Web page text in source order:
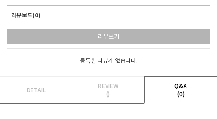
리뷰보드(0)
리뷰쓰기
등록된 리뷰가 없습니다.
DETAIL
REVIEW
()
Q&A
(0)